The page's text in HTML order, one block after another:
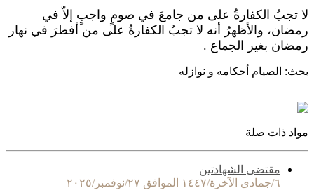
لا تجبُ الكفارةُ على من جامعَ في صومٍ واجبٍ إلاّ في
رمضان، والأظهرُ أنه لا تجبُ الكفارةُ على من أفطرَ في نهار
رمضان بغير الجماع .
بحث: الصيام أحكامه و نوازله
مواد ذات صلة
مقتضى الشهادتين
٦/جمادى الآخرة/١٤٤٧ الموافق ٢٧/نوفمبر/٢٠٢٥